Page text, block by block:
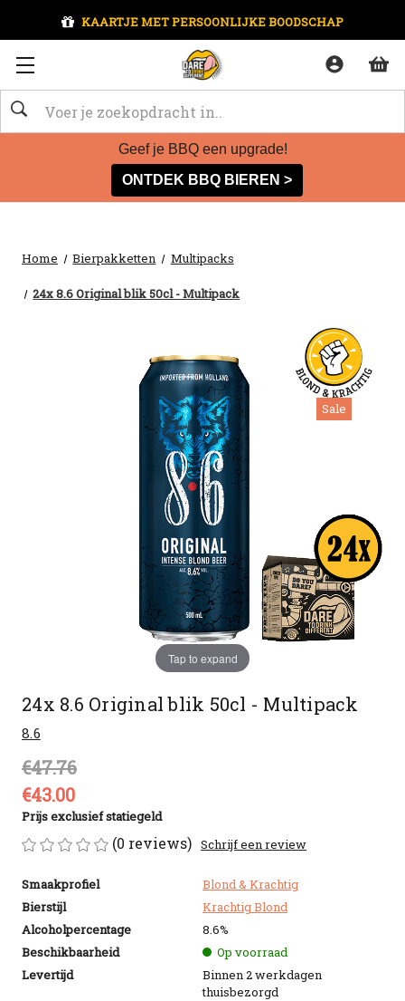
KAARTJE MET PERSOONLIJKE BOODSCHAP
Zoeken
Geef je BBQ een upgrade!
ONTDEK BBQ BIEREN >
Home Bierpakketten Multipacks
24x 8.6 Original blik 50cl - Multipack
Tap to expand
Sale
24x 8.6 Original blik 50cl - Multipack
8.6
€47.76
€43.00
Prijs exclusief statiegeld
(0 reviews) Schrijf een review
Smaakprofiel
Blond & Krachtig
Bierstijl
Krachtig Blond
Alcoholpercentage
8.6%
Beschikbaarheid
Op voorraad
Levertijd
Binnen 2 werkdagen
thuisbezorgd